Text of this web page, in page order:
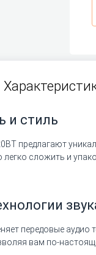
и стиль
предлагают
сложить и
передовые
вам по-